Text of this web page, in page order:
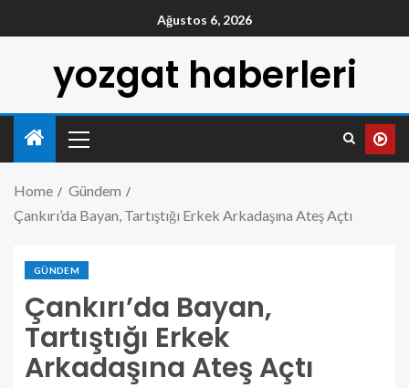
Ağustos 6, 2026
yozgat haberleri
Home
Gündem
Çankırı’da Bayan, Tartıştığı Erkek Arkadaşına Ateş Açtı
GÜNDEM
Çankırı’da Bayan,
Tartıştığı Erkek
Arkadaşına Ateş Açtı